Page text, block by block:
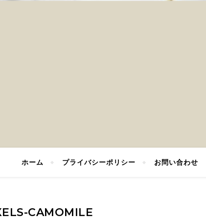
ホーム プライバシーポリシー お問い合わせ
CAMOMILE